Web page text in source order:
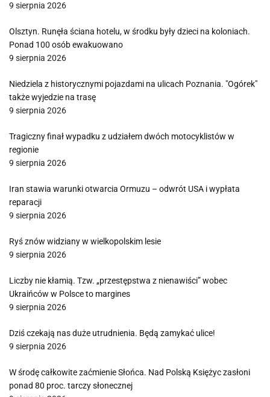
9 sierpnia 2026
Olsztyn. Runęła ściana hotelu, w środku były dzieci na koloniach.
Ponad 100 osób ewakuowano
9 sierpnia 2026
Niedziela z historycznymi pojazdami na ulicach Poznania. "Ogórek"
także wyjedzie na trasę
9 sierpnia 2026
Tragiczny finał wypadku z udziałem dwóch motocyklistów w
regionie
9 sierpnia 2026
Iran stawia warunki otwarcia Ormuzu – odwrót USA i wypłata
reparacji
9 sierpnia 2026
Ryś znów widziany w wielkopolskim lesie
9 sierpnia 2026
Liczby nie kłamią. Tzw. „przestępstwa z nienawiści” wobec
Ukraińców w Polsce to margines
9 sierpnia 2026
Dziś czekają nas duże utrudnienia. Będą zamykać ulice!
9 sierpnia 2026
W środę całkowite zaćmienie Słońca. Nad Polską Księżyc zasłoni
ponad 80 proc. tarczy słonecznej